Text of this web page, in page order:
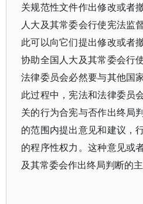
关规范性文件作出修改或者
人大及其常委会行使宪法监
此可以向它们提出修改或者
协助全国人大及其常委会行
法律委员会必然要与其他国
此过程中，宪法和法律委员
关的行为合宪与否作出终局
的范围内提出意见和建议，
的程序性权力。这种意见或
及其常委会作出终局判断的主